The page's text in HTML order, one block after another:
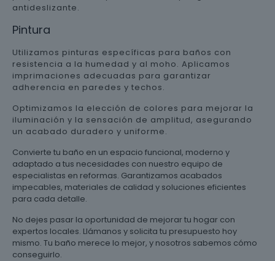
antideslizante.
Pintura
Utilizamos pinturas específicas para baños con
resistencia a la humedad y al moho. Aplicamos
imprimaciones adecuadas para garantizar
adherencia en paredes y techos.
Optimizamos la elección de colores para mejorar la
iluminación y la sensación de amplitud, asegurando
un acabado duradero y uniforme.
Convierte tu baño en un espacio funcional, moderno y
adaptado a tus necesidades con nuestro equipo de
especialistas en reformas. Garantizamos acabados
impecables, materiales de calidad y soluciones eficientes
para cada detalle.
No dejes pasar la oportunidad de mejorar tu hogar con
expertos locales. Llámanos y solicita tu presupuesto hoy
mismo. Tu baño merece lo mejor, y nosotros sabemos cómo
conseguirlo.